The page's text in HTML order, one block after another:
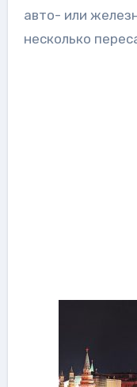
авто- или
несколько